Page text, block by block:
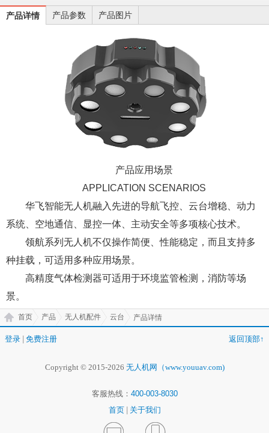
产品详情 产品参数 产品图片
产品应用场景
APPLICATION SCENARIOS
华飞智能无人机融入先进的导航飞控、云台增稳、动力
系统、空地通信、显控一体、主动安全等多项核心技术。
领航系列无人机不仅操作简便、性能稳定，而且支持多
种挂载，可适用多种应用场景。
高精度气体检测器可适用于环境监管检测，消防等场
景。
首页 产品 无人机配件 云台 产品详情
登录 免费注册 返回顶部↑
Copyright © 2015-2026 无人机网（www.youuav.com)
客服热线： 400-003-8030
首页
关于我们